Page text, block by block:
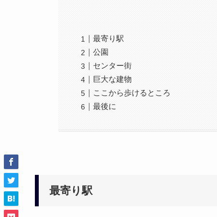
最寄り駅
公園
センター街
巨大な建物
ここから歩けるところ
最後に
最寄り駅